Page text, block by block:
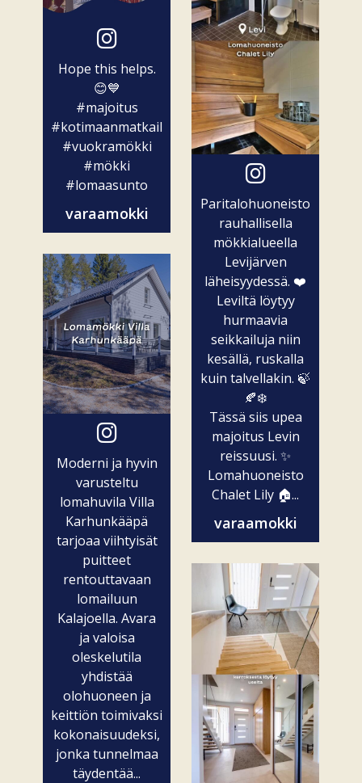
Hope this helps.
😊💙
#majoitus
#kotimaanmatkailu
#vuokramökki
#mökki
#lomaasunto
varaamokki
Moderni ja hyvin
varusteltu
lomahuvila Villa
Karhunkääpä
tarjoaa viihtyisät
puitteet
rentouttavaan
lomailuun
Kalajoella. Avara
ja valoisa
oleskelutila
yhdistää
olohuoneen ja
keittiön toimivaksi
kokonaisuudeksi,
jonka tunnelmaa
täydentää...
Paritalohuoneisto
rauhallisella
mökkialueella
Levijärven
läheisyydessä. ❤️
Leviltä löytyy
hurmaavia
seikkailuja niin
kesällä, ruskalla
kuin talvellakin. 🍃
🍂❄️
Tässä siis upea
majoitus Levin
reissuusi. ✨
Lomahuoneisto
Chalet Lily 🏠...
varaamokki